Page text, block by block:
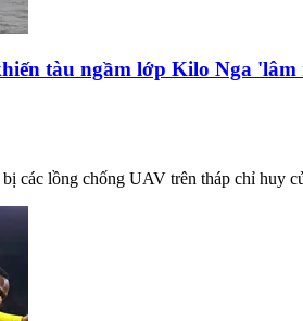
tàu ngầm lớp Kilo Nga 'lâm
các lồng chống UAV trên tháp chỉ huy